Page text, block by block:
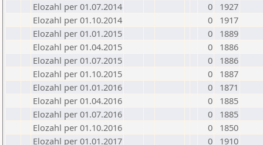
Elozahl per 01.07.2014
0
1927
Elozahl per 01.10.2014
0
1917
Elozahl per 01.01.2015
0
1889
Elozahl per 01.04.2015
0
1886
Elozahl per 01.07.2015
0
1886
Elozahl per 01.10.2015
0
1887
Elozahl per 01.01.2016
0
1871
Elozahl per 01.04.2016
0
1885
Elozahl per 01.07.2016
0
1885
Elozahl per 01.10.2016
0
1850
Elozahl per 01.01.2017
0
1910